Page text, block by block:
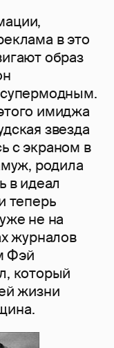
в это
образ
супермодным.
имиджа
звезда
с экраном в
родила
в идеал
теперь
не на
журналов
Фэй
который
жизни